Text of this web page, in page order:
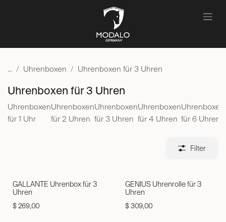
... Uhrenboxen Uhrenboxen für 3 Uhren
Uhrenboxen für 3 Uhren
Uhrenboxen
für 1 Uhr
Uhrenboxen
für 2 Uhren
Uhrenboxen
für 3 Uhren
Uhrenboxen
für 4 Uhren
Uhrenboxen
für 6 Uhren
Filter
GALLANTE Uhrenbox für 3
Uhren
$269,00
GENIUS Uhrenrolle für 3
Uhren
$309,00